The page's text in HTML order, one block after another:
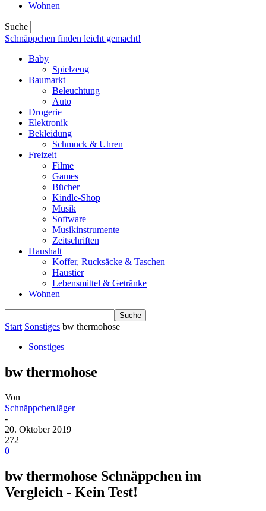
Wohnen
Suche
Schnäppchen finden leicht gemacht!
Baby
Spielzeug
Baumarkt
Beleuchtung
Auto
Drogerie
Elektronik
Bekleidung
Schmuck & Uhren
Freizeit
Filme
Games
Bücher
Kindle-Shop
Musik
Software
Musikinstrumente
Zeitschriften
Haushalt
Koffer, Rucksäcke & Taschen
Haustier
Lebensmittel & Getränke
Wohnen
Start Sonstiges bw thermohose
Sonstiges
bw thermohose
Von
SchnäppchenJäger
-
20. Oktober 2019
272
0
bw thermohose Schnäppchen im
Vergleich - Kein Test!